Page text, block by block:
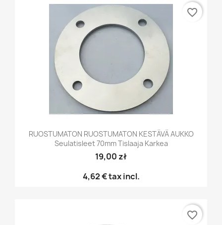
RUOSTUMATON RUOSTUMATON KESTÄVÄ AUKKO
Seulatisleet 70mm Tislaaja Karkea
19,00 zł
4,62 €tax incl.
favorite_border
favorite_border